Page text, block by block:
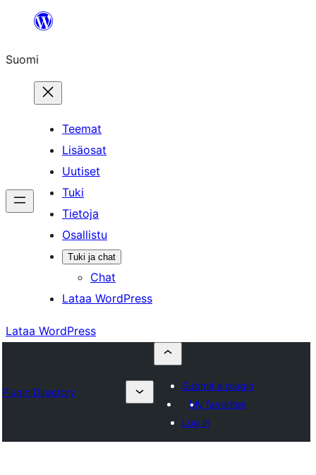
Suomi
Teemat
Lisäosat
Uutiset
Tuki
Tietoja
Osallistu
Tuki ja chat
Chat
Lataa WordPress
Lataa WordPress
Plugin Directory
Submit a plugin
My favorites
Log in